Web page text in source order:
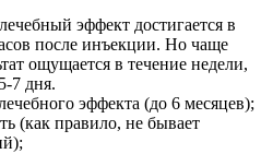
эффект достигается в
после инъекции. Но чаще
ощущается в течение недели,
7 дня.
эффекта (до 6 месяцев);
(как правило, не бывает